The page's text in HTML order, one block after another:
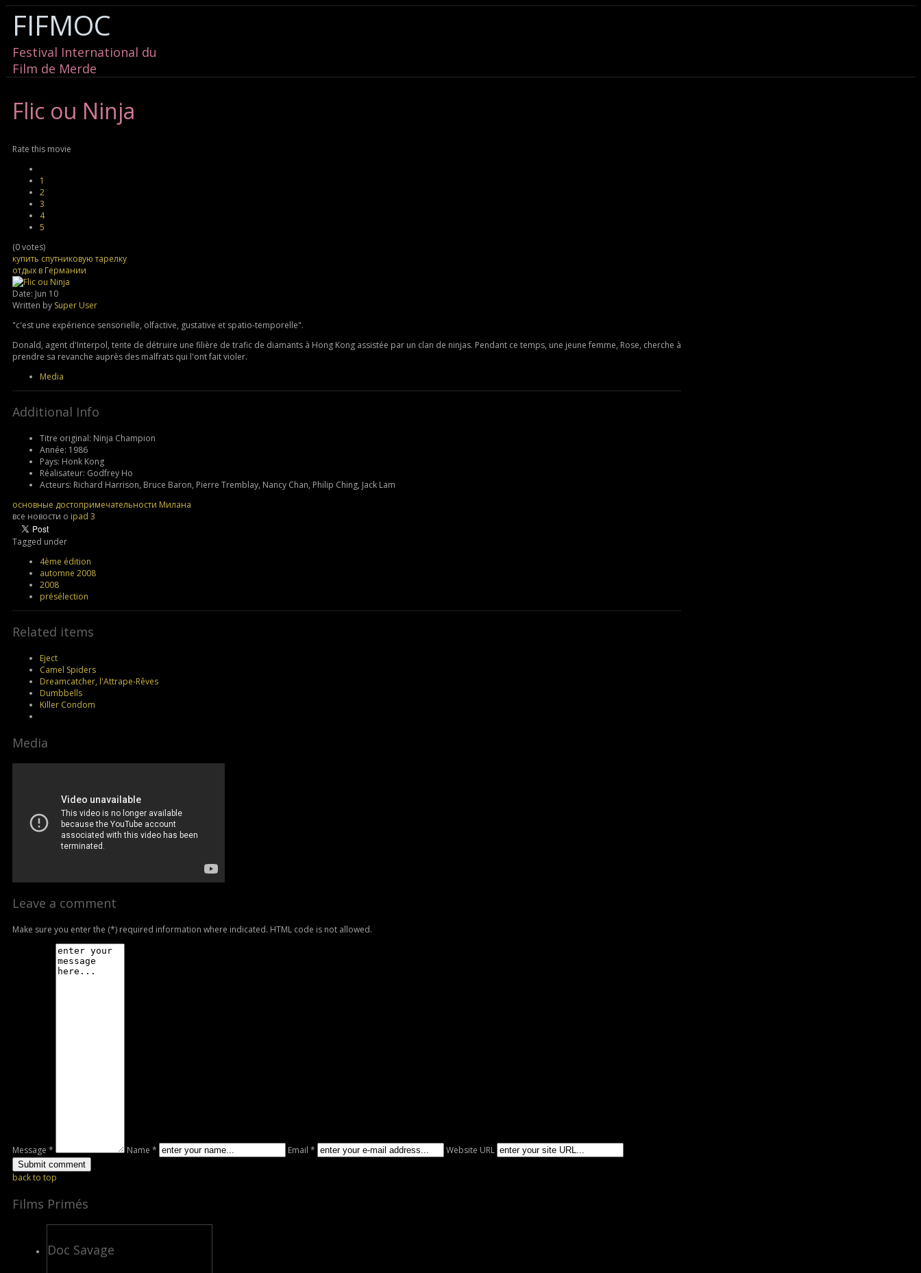
FIFMOC
Festival International du
Film de Merde
Flic ou Ninja
Rate this movie
1
2
3
4
5
(0 votes)
купить спутниковую тарелку
отдых в Германии
Date: Jun 10
Written by Super User
"c'est une expérience sensorielle, olfactive, gustative et spatio-temporelle".
Donald, agent d'Interpol, tente de détruire une filière de trafic de diamants à Hong Kong assistée par un clan de ninjas. Pendant ce temps, une jeune femme, Rose, cherche à
prendre sa revanche auprès des malfrats qui l'ont fait violer.
Media
Additional Info
Titre original: Ninja Champion
Année: 1986
Pays: Honk Kong
Réalisateur: Godfrey Ho
Acteurs: Richard Harrison, Bruce Baron, Pierre Tremblay, Nancy Chan, Philip Ching, Jack Lam
основные достопримечательности Милана
все новости о ipad 3
Tagged under
4ème édition
automne 2008
2008
présélection
Related items
Eject
Camel Spiders
Dreamcatcher, l'Attrape-Rêves
Dumbbells
Killer Condom
Media
Leave a comment
Make sure you enter the (*) required information where indicated. HTML code is not allowed.
Message * Name * Email * Website URL
back to top
Films Primés
Doc Savage